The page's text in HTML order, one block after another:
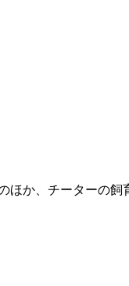
か、チーターの